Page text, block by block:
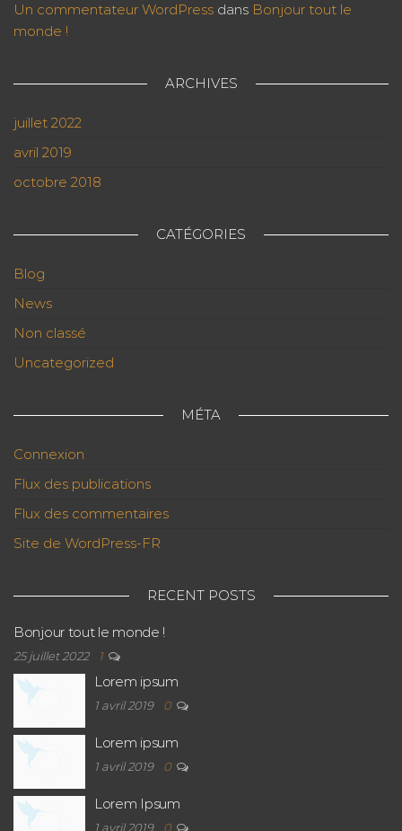
Un commentateur WordPress dans Bonjour tout le
monde !
ARCHIVES
juillet 2022
avril 2019
octobre 2018
CATÉGORIES
Blog
News
Non classé
Uncategorized
MÉTA
Connexion
Flux des publications
Flux des commentaires
Site de WordPress-FR
RECENT POSTS
Bonjour tout le monde !
25 juillet 2022 1
Lorem ipsum
1 avril 2019 0
Lorem ipsum
1 avril 2019 0
Lorem Ipsum
1 avril 2019 0